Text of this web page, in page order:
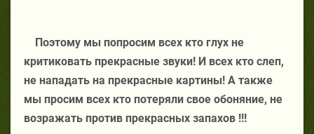
Поэтому мы попросим всех кто глух не
критиковать прекрасные звуки! И всех кто слеп,
не нападать на прекрасные картины! А также
мы просим всех кто потеряли свое обоняние, не
возражать против прекрасных запахов !!!